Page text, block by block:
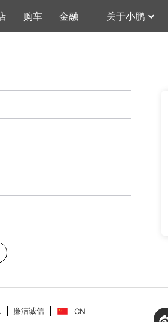
购车 金融 关于小鹏
廉洁诚信 CN